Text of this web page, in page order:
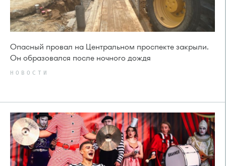
Опасный провал на Центральном проспекте закрыли.
Он образовался после ночного дождя
НОВОСТИ